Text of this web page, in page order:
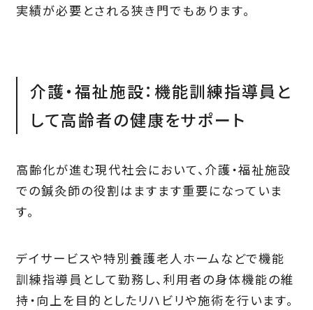
実績が必要とされる狭き門でもあります。
介護・福祉施設：機能訓練指導員と
して高齢者の健康をサポート
高齢化が進む現代社会において、介護・福祉施設
での鍼灸師の役割はますます重要になっていま
す。
デイサービスや特別養護老人ホームなどで機能
訓練指導員として勤務し、利用者の身体機能の維
持・向上を目的としたリハビリや施術を行います。